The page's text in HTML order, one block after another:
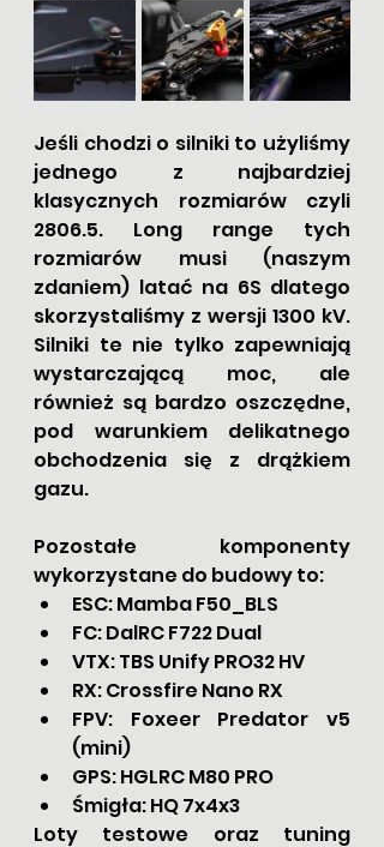
Jeśli chodzi o silniki to użyliśmy
jednego z najbardziej
klasycznych rozmiarów czyli
2806.5. Long range tych
rozmiarów musi (naszym
zdaniem) latać na 6S dlatego
skorzystaliśmy z wersji 1300 kV.
Silniki te nie tylko zapewniają
wystarczającą moc, ale
również są bardzo oszczędne,
pod warunkiem delikatnego
obchodzenia się z drążkiem
gazu.
Pozostałe komponenty
wykorzystane do budowy to:
ESC: Mamba F50_BLS
FC: DalRC F722 Dual
VTX: TBS Unify PRO32 HV
RX: Crossfire Nano RX
FPV: Foxeer Predator v5
(mini)
GPS: HGLRC M80 PRO
Śmigła: HQ 7x4x3
Loty testowe oraz tuning